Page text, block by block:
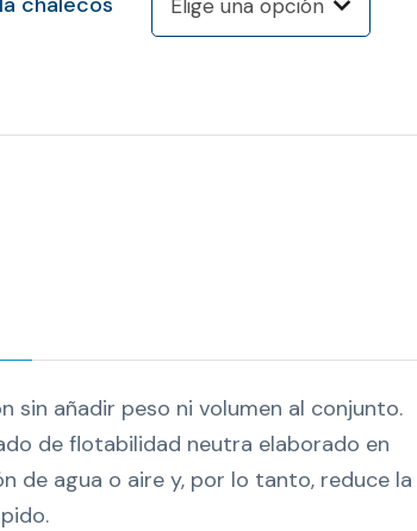
sin añadir peso ni volumen al conjunto.
de flotabilidad neutra elaborado en
de agua o aire y, por lo tanto, reduce la